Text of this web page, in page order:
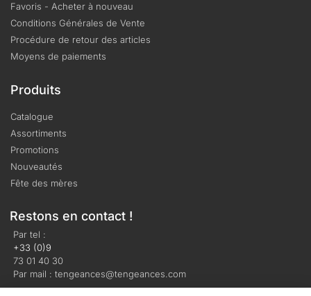
Favoris - Acheter à nouveau
Conditions Générales de Vente
Procédure de retour des articles
Moyens de paiements
Produits
Catalogue
Assortiments
Promotions
Nouveautés
Fête des mères
Restons en contact !
Par tel :
+33 (0)9
73 01 40 30
Par mail : tengeances@tengeances.com